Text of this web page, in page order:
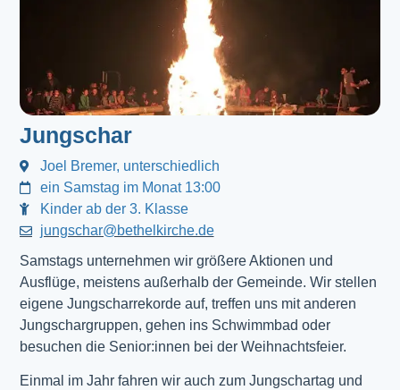
Jungschar
Joel Bremer, unterschiedlich
ein Samstag im Monat 13:00
Kinder ab der 3. Klasse
jungschar@bethelkirche.de
Samstags unternehmen wir größere Aktionen und
Ausflüge, meistens außerhalb der Gemeinde. Wir stellen
eigene Jungscharrekorde auf, treffen uns mit anderen
Jungschargruppen, gehen ins Schwimmbad oder
besuchen die Senior:innen bei der Weihnachtsfeier.
Einmal im Jahr fahren wir auch zum Jungschartag und